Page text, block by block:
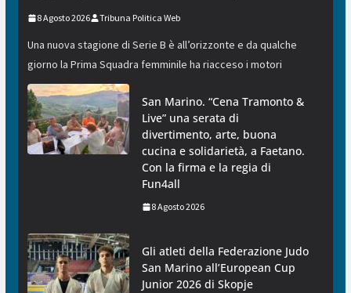
8 Agosto 2026 Tribuna Politica Web
Una nuova stagione di Serie B è all’orizzonte e da qualche
giorno la Prima Squadra femminile ha riacceso i motori
San Marino. “Cena Tramonto &
Live” una serata di
divertimento, arte, buona
cucina e solidarietà, a Faetano.
Con la firma e la regia di
Fun4all
8 Agosto 2026
Gli atleti della Federazione Judo
San Marino all’European Cup
Junior 2026 di Skopje